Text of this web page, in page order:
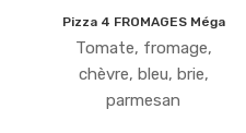
Ajouter
à la
Pizza 4 FROMAGES Méga
Tomate, fromage,
chèvre, bleu, brie,
parmesan